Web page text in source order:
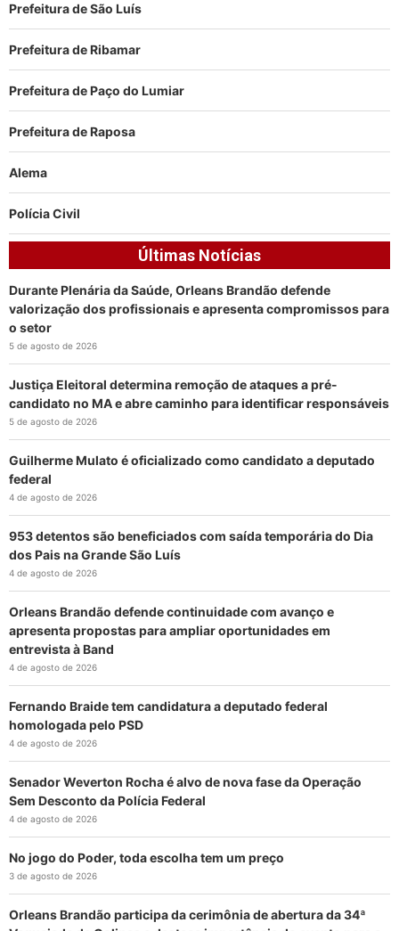
Prefeitura de São Luís
Prefeitura de Ribamar
Prefeitura de Paço do Lumiar
Prefeitura de Raposa
Alema
Polícia Civil
Últimas Notícias
Durante Plenária da Saúde, Orleans Brandão defende
valorização dos profissionais e apresenta compromissos para
o setor
5 de agosto de 2026
Justiça Eleitoral determina remoção de ataques a pré-
candidato no MA e abre caminho para identificar responsáveis
5 de agosto de 2026
Guilherme Mulato é oficializado como candidato a deputado
federal
4 de agosto de 2026
953 detentos são beneficiados com saída temporária do Dia
dos Pais na Grande São Luís
4 de agosto de 2026
Orleans Brandão defende continuidade com avanço e
apresenta propostas para ampliar oportunidades em
entrevista à Band
4 de agosto de 2026
Fernando Braide tem candidatura a deputado federal
homologada pelo PSD
4 de agosto de 2026
Senador Weverton Rocha é alvo de nova fase da Operação
Sem Desconto da Polícia Federal
4 de agosto de 2026
No jogo do Poder, toda escolha tem um preço
3 de agosto de 2026
Orleans Brandão participa da cerimônia de abertura da 34ª